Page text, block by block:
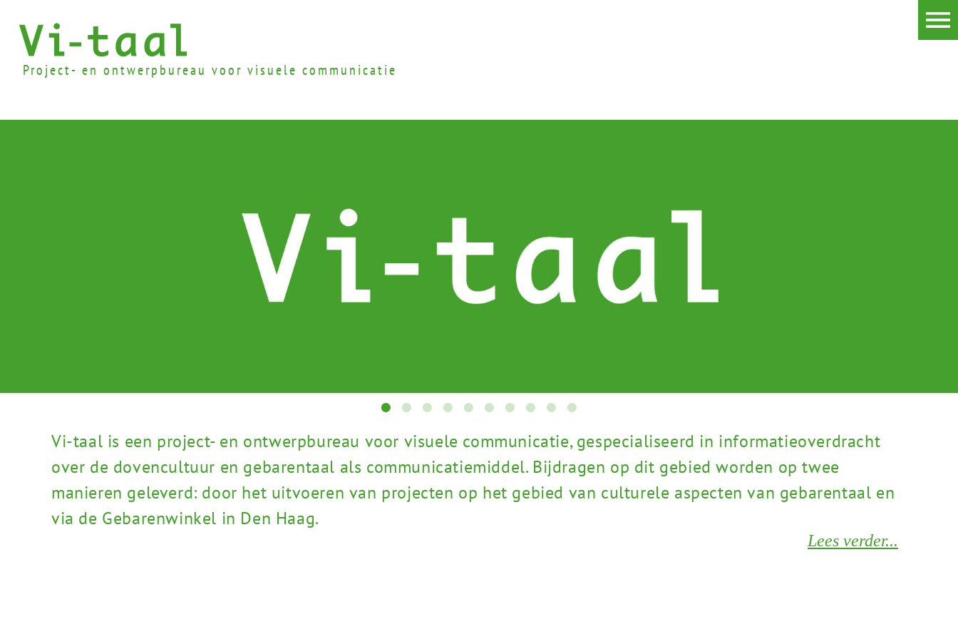
Project- en ontwerpbureau voor visuele communicatie
• • • • • • • • • •
Vi-taal is een project- en ontwerpbureau voor visuele communicatie, gespecialiseerd in infor­matie­overdracht
over de dovencultuur en gebarentaal als communicatiemiddel. Bijdragen op dit gebied worden op twee
manieren geleverd: door het uitvoeren van projecten op het gebied van culturele aspecten van gebarentaal en
via de Gebarenwinkel in Den Haag.
Lees verder...